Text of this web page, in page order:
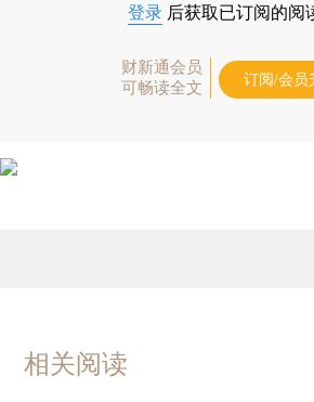
登录 后获取已订阅的阅
财新通会员
可畅读全文
订阅/会员
相关阅读